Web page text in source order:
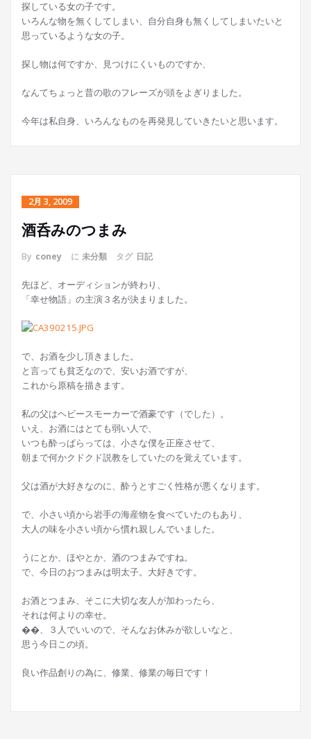
探している女の子です。
いろんな物を無くしてしまい、自分自身も無くしてしまいたいと
思っているような女の子。
探し物は何ですか、見つけにくいものですか、
なんてちょっと昔の歌のフレーズが頭をよぎりました。
今年は私自身、いろんなものを再発見していきたいと思います。
2月 3, 2009
酒呑みのつまみ
By coney に 未分類 タグ 日記
先ほど、オーディションが終わり、
「幸せ物語」の主演３名が決まりました。
で、お酒を少し頂きました。
と言っても貧乏なので、安いお酒ですが、
これから原稿を描きます。
私の父はヘビースモーカーで酒豪です（でした）。
いえ、お酒にはとても弱い人で、
いつも酔っぱらっては、小さな僕を正座させて、
朝まで何かクドクド説教をしていたのを覚えています。
父は酒が大好きなのに、酔うとすごく性格が悪くなります。
で、小さい頃から岩手の海産物を食べていたのもあり、
大人の味を小さい頃から慣れ親しんでいました。
うにとか、ほやとか、酒のつまみですね。
で、今日のおつまみは明太子。大好きです。
お酒とつまみ、そこに大切な友人が加わったら、
それは何よりの幸せ。
��、３人でいいので、そんなお休みが欲しいなと、
思う今日この頃。
良い作品創りの為に、修業、修業の毎日です！